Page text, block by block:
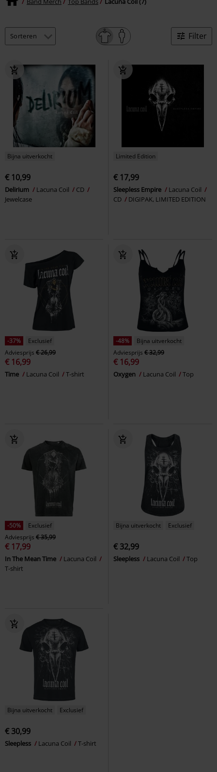
Filter
Bijna uitverkocht
€ 10,99
Delirium Lacuna Coil
CD
Jewelcase
Limited Edition
€ 17,99
Sleepless Empire
Lacuna Coil
CD
DIGIPAK, LIMITED EDITION
-37%
Exclusief
Adviesprijs € 26,99
€ 16,99
Time Lacuna Coil T-shirt
-48%
Bijna uitverkocht
Adviesprijs € 32,99
€ 16,99
Oxygen Lacuna Coil Top
-50%
Exclusief
Adviesprijs € 35,99
€ 17,99
In The Mean Time
Lacuna Coil
T-shirt
Bijna uitverkocht Exclusief
€ 32,99
Sleepless Lacuna Coil Top
Bijna uitverkocht Exclusief
€ 30,99
Sleepless Lacuna Coil T-shirt